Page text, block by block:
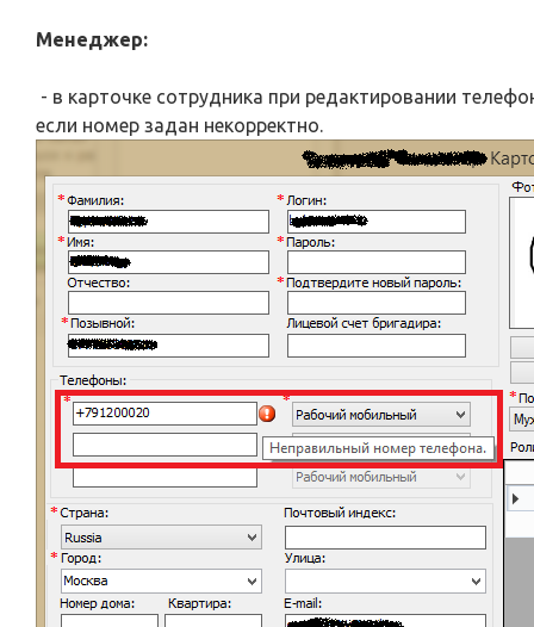
Менеджер:
- в карточке сотрудника при редактировании
если номер задан некорректно.